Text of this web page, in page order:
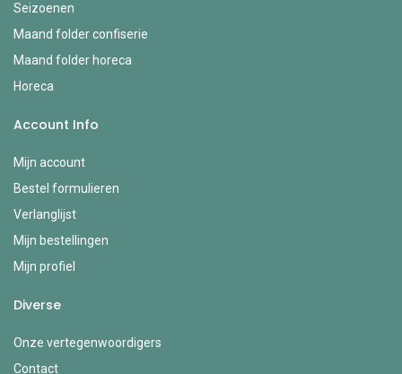
Seizoenen
Maand folder confiserie
Maand folder horeca
Horeca
Account Info
Mijn account
Bestel formulieren
Verlanglijst
Mijn bestellingen
Mijn profiel
Diverse
Onze vertegenwoordigers
Contact